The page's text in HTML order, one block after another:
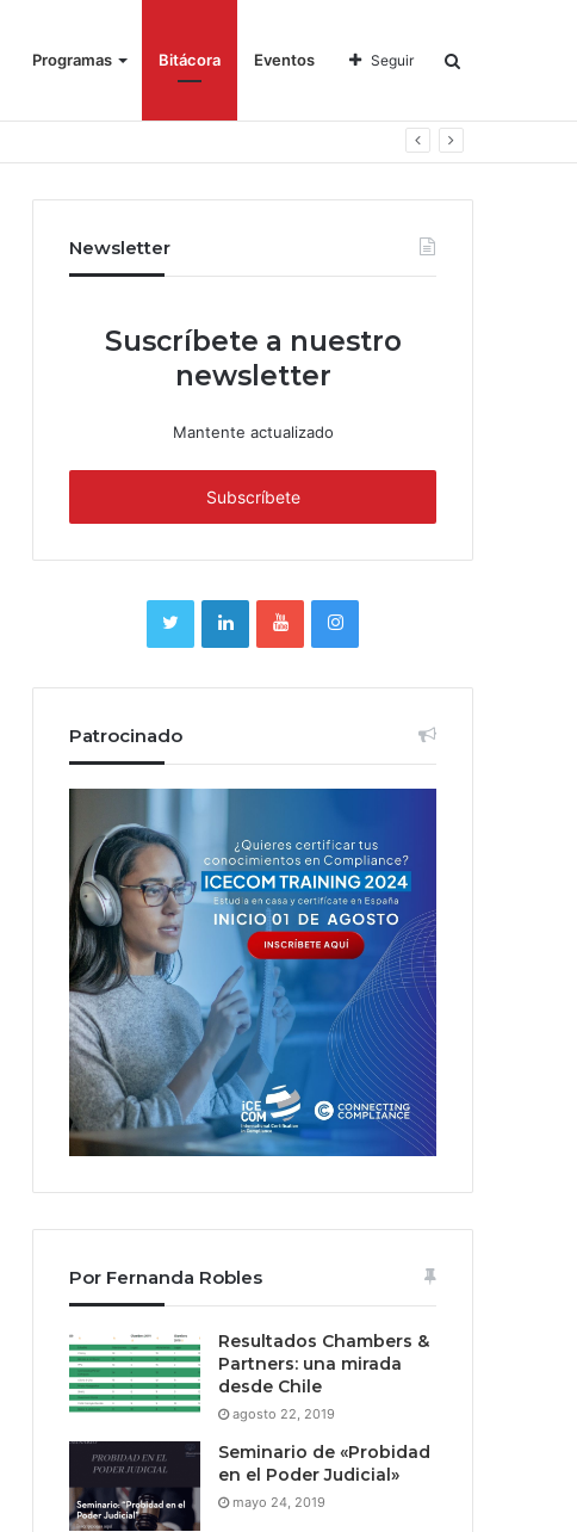
Programas Bitácora Eventos Seguir
Newsletter
Suscríbete a nuestro
newsletter
Mantente actualizado
Patrocinado
Por Fernanda Robles
Resultados Chambers &
Partners: una mirada
desde Chile
agosto 22, 2019
Seminario de «Probidad
en el Poder Judicial»
mayo 24, 2019